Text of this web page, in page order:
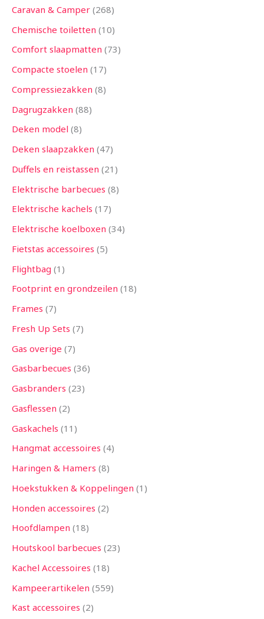
Caravan & Camper 268
Chemische toiletten 10
Comfort slaapmatten 73
Compacte stoelen 17
Compressiezakken 8
Dagrugzakken 88
Deken model 8
Deken slaapzakken 47
Duffels en reistassen 21
Elektrische barbecues 8
Elektrische kachels 17
Elektrische koelboxen 34
Fietstas accessoires 5
Flightbag 1
Footprint en grondzeilen 18
Frames 7
Fresh Up Sets 7
Gas overige 7
Gasbarbecues 36
Gasbranders 23
Gasflessen 2
Gaskachels 11
Hangmat accessoires 4
Haringen & Hamers 8
Hoekstukken & Koppelingen 1
Honden accessoires 2
Hoofdlampen 18
Houtskool barbecues 23
Kachel Accessoires 18
Kampeerartikelen 559
Kast accessoires 2